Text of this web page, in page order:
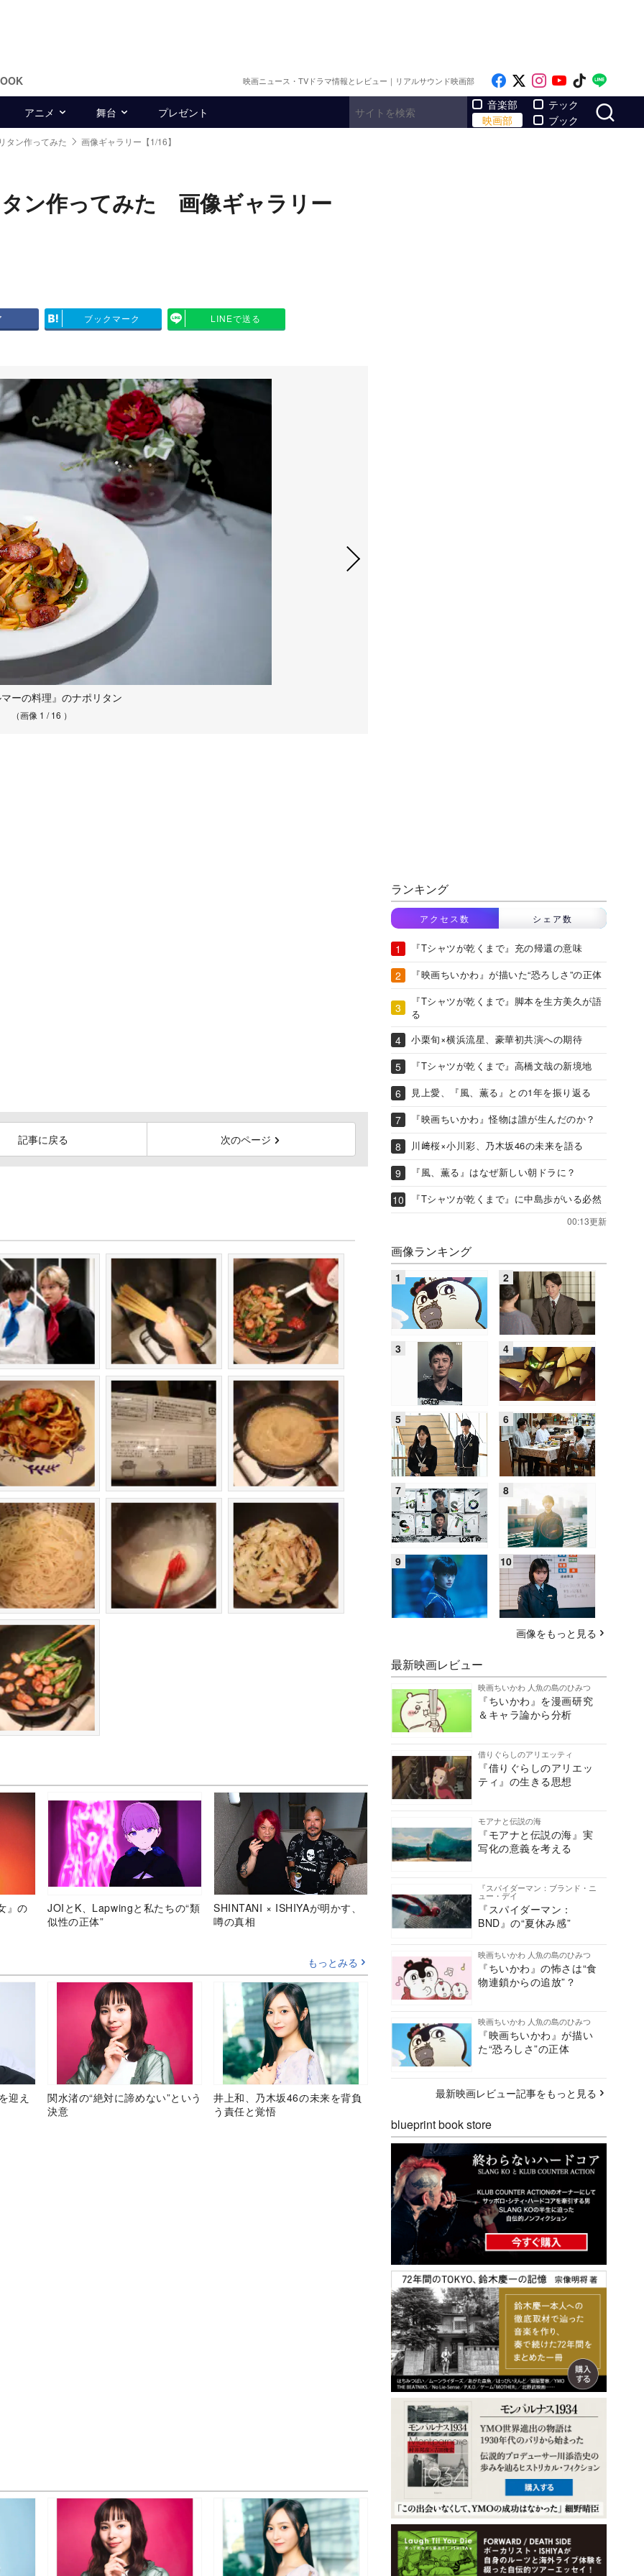
映画ニュース・TVドラマ情報とレビュー｜リアルサウンド映画部 Like on Facebook
Follow on x
Follow on
Follow on
Follow
アニメ 舞台 プレゼント
音楽部
映画部
テック
ブック
タン作ってみた 画像ギャラリー【1/16】
ン作ってみた 画像ギャラリー
ブックマーク LINEで送る
ーの料理』のナポリタン
（画像 1 / 16 ）
記事に戻る 次のページ
』の
JOIとK、Lapwingと私たちの“類
似性の正体”
SHINTANI × ISHIYAが明かす、
噂の真相
もっとみる
迎え
関水渚の“絶対に諦めない”という
決意
井上和、乃木坂46の未来を背負
う責任と覚悟
ランキング
アクセス数 シェア数
『Tシャツが乾くまで』充の帰還の意味
『映画ちいかわ』が描いた“恐ろしさ”の正体
『Tシャツが乾くまで』脚本を生方美久が語
る
小栗旬×横浜流星、豪華初共演への期待
『Tシャツが乾くまで』高橋文哉の新境地
見上愛、『風、薫る』との1年を振り返る
『映画ちいかわ』怪物は誰が生んだのか？
川﨑桜×小川彩、乃木坂46の未来を語る
『風、薫る』はなぜ新しい朝ドラに？
『Tシャツが乾くまで』に中島歩がいる必然
00:13更新
画像ランキング
画像をもっと見る
最新映画レビュー
映画ちいかわ 人魚の島のひみつ
『ちいかわ』を漫画研究
＆キャラ論から分析
借りぐらしのアリエッティ
『借りぐらしのアリエッ
ティ』の生きる思想
モアナと伝説の海
『モアナと伝説の海』実
写化の意義を考える
『スパイダーマン：ブランド・ニ
ュー・デイ
『スパイダーマン：
BND』の“夏休み感”
映画ちいかわ 人魚の島のひみつ
『ちいかわ』の怖さは“食
物連鎖からの追放”？
映画ちいかわ 人魚の島のひみつ
『映画ちいかわ』が描い
た“恐ろしさ”の正体
最新映画レビュー記事をもっと見る
blueprint book store